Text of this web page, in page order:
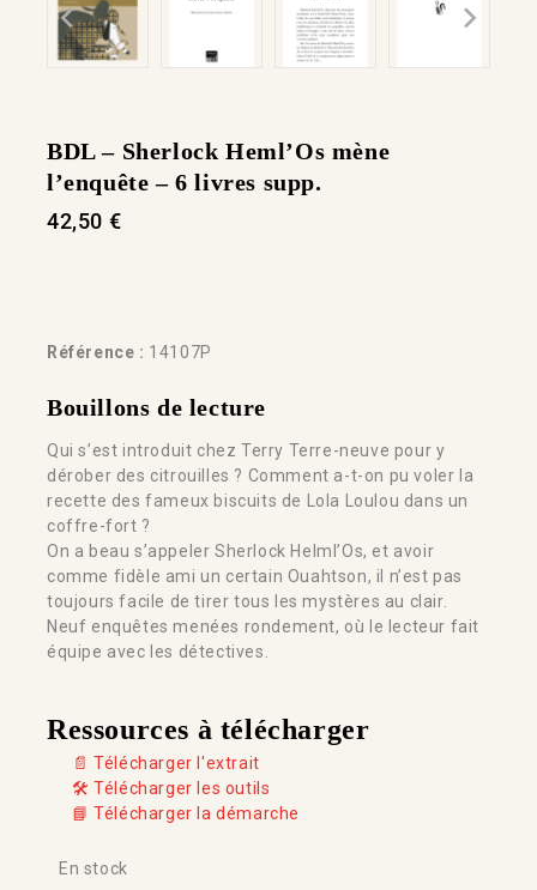
BDL – Sherlock Heml’Os mène
l’enquête – 6 livres supp.
42,50 €
Référence : 14107P
Bouillons de lecture
Qui s’est introduit chez Terry Terre-neuve pour y
dérober des citrouilles ? Comment a-t-on pu voler la
recette des fameux biscuits de Lola Loulou dans un
coffre-fort ?
On a beau s’appeler Sherlock Helml’Os, et avoir
comme fidèle ami un certain Ouahtson, il n’est pas
toujours facile de tirer tous les mystères au clair.
Neuf enquêtes menées rondement, où le lecteur fait
équipe avec les détectives.
Ressources à télécharger
📄 Télécharger l'extrait
🛠️ Télécharger les outils
📘 Télécharger la démarche
En stock